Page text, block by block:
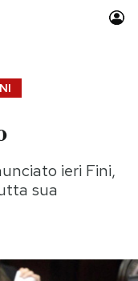
ieri Fini,
sua